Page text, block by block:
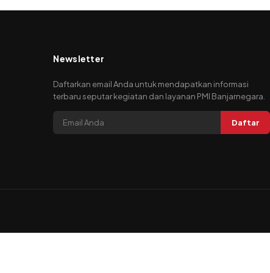
Newsletter
Daftarkan email Anda untuk mendapatkan informasi
terbaru seputar kegiatan dan layanan PMI Banjarnegara.
Daftar